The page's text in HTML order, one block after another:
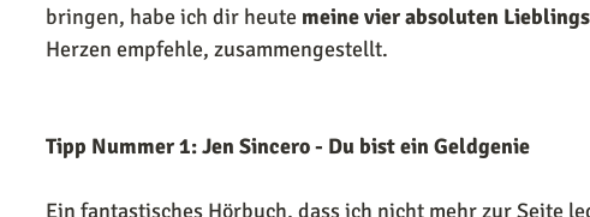
bringen, habe ich dir heute meine vier absoluten
Herzen empfehle, zusammengestellt.
Tipp Nummer 1: Jen Sincero - Du bist ein Geldgenie
Ein fantastisches Hörbuch, dass ich nicht mehr zur Seite